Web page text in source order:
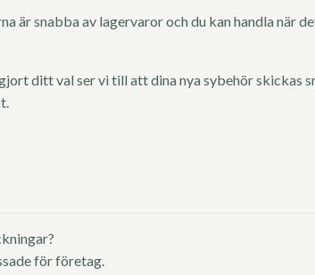
är snabba av lagervaror och du kan handla när
ditt val ser vi till att dina nya sybehör skickas
för företag.